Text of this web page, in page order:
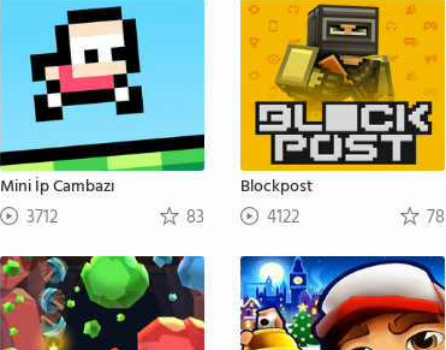
Mini İp Cambazı
3712 83
Blockpost
4122 78